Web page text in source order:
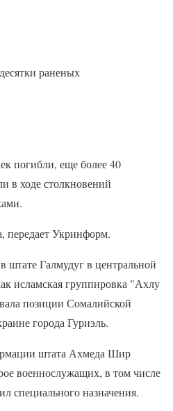
раненых
погибли, еще более 40
в ходе столкновений
передает Укринформ.
штате Галмудуг в центральной
исламская группировка "Ахлу
позиции Сомалийской
города Гуриэль.
штата Ахмеда Шир
военнослужащих, в том числе
специального назначения.